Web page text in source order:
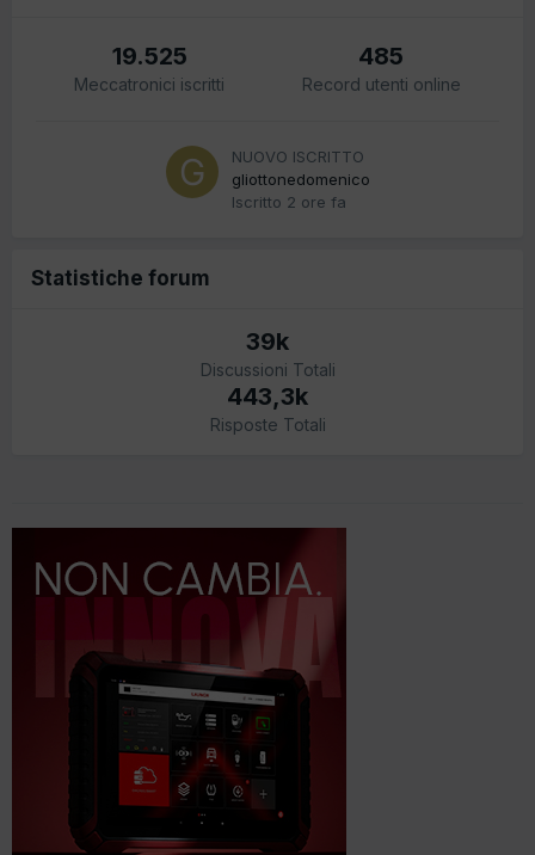
19.525
Meccatronici iscritti
485
Record utenti online
NUOVO ISCRITTO
gliottonedomenico
Iscritto 2 ore fa
Statistiche forum
39k
Discussioni Totali
443,3k
Risposte Totali